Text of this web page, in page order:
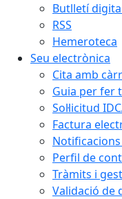
Butlletí
RSS
Hemeroteca
Seu electrònica
Cita amb
Guia per fer
Sol·licitud
Factura
Perfil de
Tràmits i
Validació de